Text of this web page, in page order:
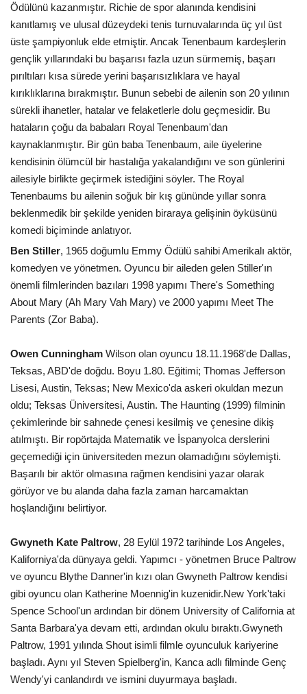
Ödülünü kazanmıştır. Richie de spor alanında kendisini
kanıtlamış ve ulusal düzeydeki tenis turnuvalarında üç yıl üst
üste şampiyonluk elde etmiştir. Ancak Tenenbaum kardeşlerin
gençlik yıllarındaki bu başarısı fazla uzun sürmemiş, başarı
pırıltıları kısa sürede yerini başarısızlıklara ve hayal
kırıklıklarına bırakmıştır. Bunun sebebi de ailenin son 20 yılının
sürekli ihanetler, hatalar ve felaketlerle dolu geçmesidir. Bu
hataların çoğu da babaları Royal Tenenbaum'dan
kaynaklanmıştır. Bir gün baba Tenenbaum, aile üyelerine
kendisinin ölümcül bir hastalığa yakalandığını ve son günlerini
ailesiyle birlikte geçirmek istediğini söyler. The Royal
Tenenbaums bu ailenin soğuk bir kış gününde yıllar sonra
beklenmedik bir şekilde yeniden biraraya gelişinin öyküsünü
komedi biçiminde anlatıyor.
Ben Stiller, 1965 doğumlu Emmy Ödülü sahibi Amerikalı aktör,
komedyen ve yönetmen. Oyuncu bir aileden gelen Stiller'ın
önemli filmlerinden bazıları 1998 yapımı There's Something
About Mary (Ah Mary Vah Mary) ve 2000 yapımı Meet The
Parents (Zor Baba).
Owen Cunningham Wilson olan oyuncu 18.11.1968'de Dallas,
Teksas, ABD'de doğdu. Boyu 1.80. Eğitimi; Thomas Jefferson
Lisesi, Austin, Teksas; New Mexico'da askeri okuldan mezun
oldu; Teksas Üniversitesi, Austin. The Haunting (1999) filminin
çekimlerinde bir sahnede çenesi kesilmiş ve çenesine dikiş
atılmıştı. Bir ropörtajda Matematik ve İspanyolca derslerini
geçemediği için üniversiteden mezun olamadığını söylemişti.
Başarılı bir aktör olmasına rağmen kendisini yazar olarak
görüyor ve bu alanda daha fazla zaman harcamaktan
hoşlandığını belirtiyor.
Gwyneth Kate Paltrow, 28 Eylül 1972 tarihinde Los Angeles,
Kaliforniya'da dünyaya geldi. Yapımcı - yönetmen Bruce Paltrow
ve oyuncu Blythe Danner'in kızı olan Gwyneth Paltrow kendisi
gibi oyuncu olan Katherine Moennig'in kuzenidir.New York'taki
Spence School'un ardından bir dönem University of California at
Santa Barbara'ya devam etti, ardından okulu bıraktı.Gwyneth
Paltrow, 1991 yılında Shout isimli filmle oyunculuk kariyerine
başladı. Aynı yıl Steven Spielberg'in, Kanca adlı filminde Genç
Wendy'yi canlandırdı ve ismini duyurmaya başladı.